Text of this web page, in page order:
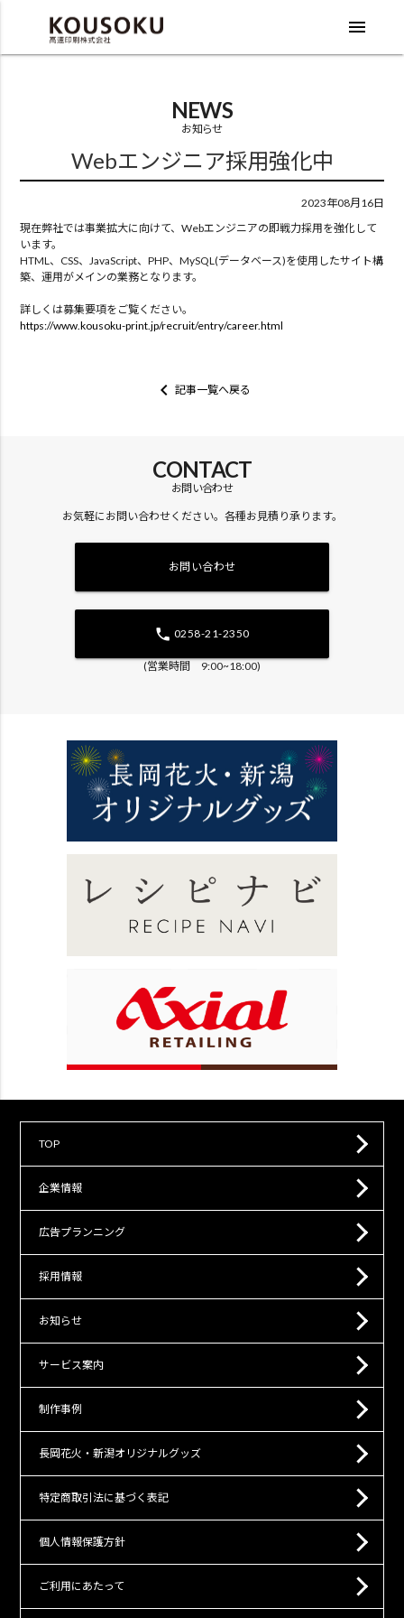
menu
NEWS
お知らせ
Webエンジニア採用強化中
2023年08月16日
現在弊社では事業拡大に向けて、Webエンジニアの即戦力採用を強化して
います。
HTML、CSS、JavaScript、PHP、MySQL(データベース)を使用したサイト構
築、運用がメインの業務となります。
詳しくは募集要項をご覧ください。
https://www.kousoku-print.jp/recruit/entry/career.html
keyboard_arrow_left 記事一覧へ戻る
CONTACT
お問い合わせ
お気軽にお問い合わせください。各種お見積り承ります。
お問い合わせ
phone 0258-21-2350
(営業時間 9:00~18:00)
TOP
企業情報
広告プランニング
採用情報
お知らせ
サービス案内
制作事例
長岡花火・新潟オリジナルグッズ
特定商取引法に基づく表記
個人情報保護方針
ご利用にあたって